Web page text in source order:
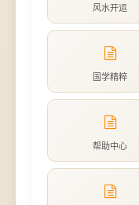
风水开运
国学精粹
帮助中心